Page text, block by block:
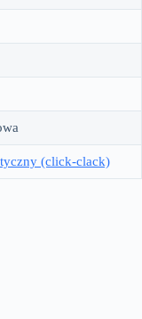
(click-clack)